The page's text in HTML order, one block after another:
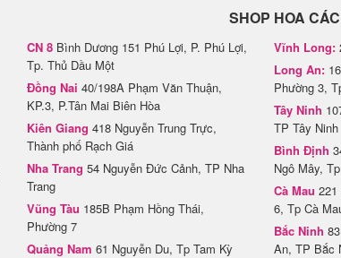
SHOP HOA
CN 8 Bình Dương 151 Phú Lợi, P. Phú Lợi,
Tp. Thủ Dầu Một
Đồng Nai 40/198A Phạm Văn Thuận,
KP.3, P.Tân Mai Biên Hòa
Kiên Giang 418 Nguyễn Trung Trực,
Thành phố Rạch Giá
Nha Trang 54 Nguyễn Đức Cảnh, TP Nha
Trang
Vũng Tàu 185B Phạm Hồng Thái,
Phường 7
Quảng Nam 61 Nguyễn Du, Tp Tam Kỳ
Vĩnh Long:
Long An:
Phường 3,
Tây Ninh
TP Tây Ninh
Bình Định
Ngô Mây,
Cà Mau
6, Tp Cà
Bắc Ninh
An, TP Bắc